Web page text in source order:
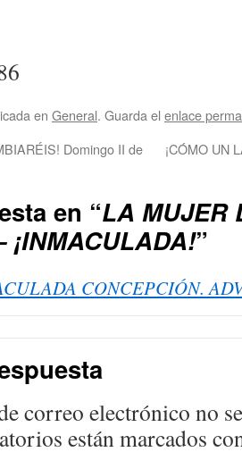
en General. Guarda el enlace
Domingo II de
¡CÓMO UN
en “LA MUJER
¡INMACULADA!”
CONCEPCIÓN.
correo electrónico no
están marcados